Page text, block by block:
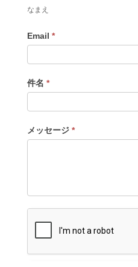
なまえ
Email *
件名 *
メッセージ *